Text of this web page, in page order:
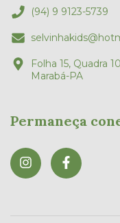
(94) 9 9123-5739
Folha 15, Quadra
Marabá-PA
Permaneça